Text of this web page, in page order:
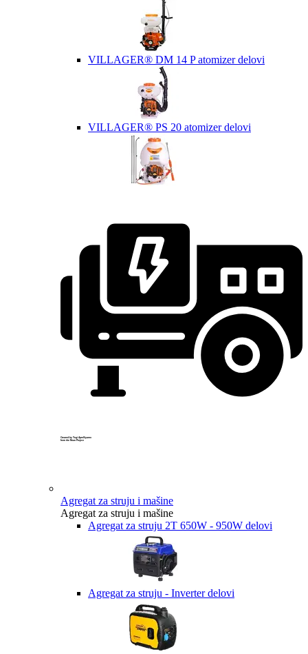
VILLAGER® DM 14 P atomizer delovi
VILLAGER® PS 20 atomizer delovi
Created by Yogi Aprelliyanto
from the Noun Project
Agregat za struju i mašine
Agregat za struju i mašine
Agregat za struju 2T 650W - 950W delovi
Agregat za struju - Inverter delovi